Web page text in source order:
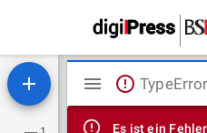
Mirador
Viewer
Es ist ein